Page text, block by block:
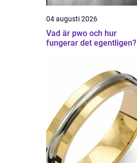
04 augusti 2026
Vad är pwo och hur
fungerar det egentligen?